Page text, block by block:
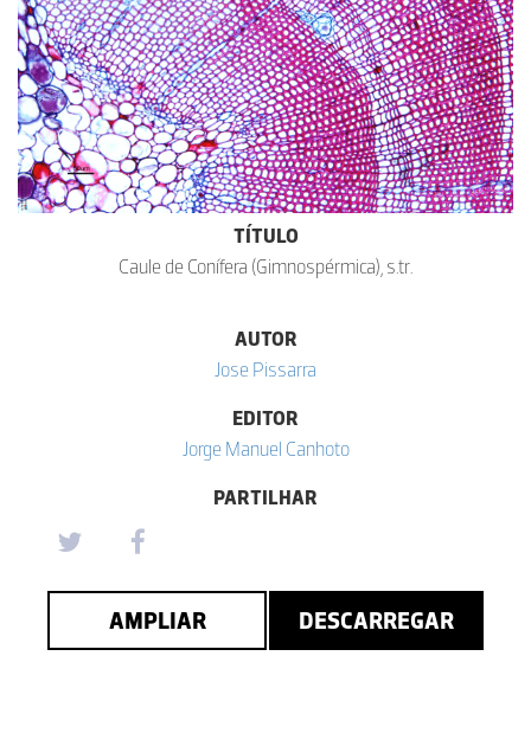
TÍTULO
Caule de Conífera (Gimnospérmica), s.tr.
AUTOR
Jose Pissarra
EDITOR
Jorge Manuel Canhoto
PARTILHAR
AMPLIAR DESCARREGAR